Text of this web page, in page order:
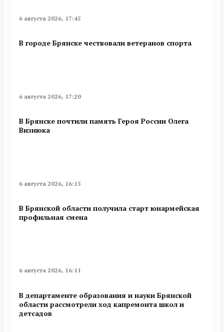
6 августа 2026, 17:45
В городе Брянске чествовали ветеранов спорта
6 августа 2026, 17:20
В Брянске почтили память Героя России Олега
Визнюка
6 августа 2026, 16:15
В Брянской области получила старт юнармейская
профильная смена
6 августа 2026, 16:11
В департаменте образования и науки Брянской
области рассмотрели ход капремонта школ и
детсадов